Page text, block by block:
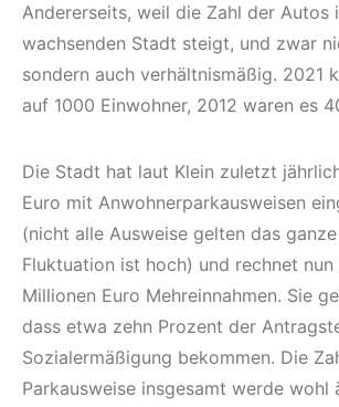
Andererseits, weil die Zahl der Autos
wachsenden Stadt steigt, und zwar
sondern auch verhältnismäßig. 2021
auf 1000 Einwohner, 2012 waren es
Die Stadt hat laut Klein zuletzt
Euro mit Anwohnerparkausweisen
(nicht alle Ausweise gelten das
Fluktuation ist hoch) und rechnet
Millionen Euro Mehreinnahmen. Sie
dass etwa zehn Prozent der
Sozialermäßigung bekommen. Die
Parkausweise insgesamt werde wohl